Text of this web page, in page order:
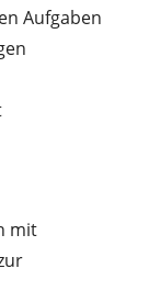
Aufgaben
mit